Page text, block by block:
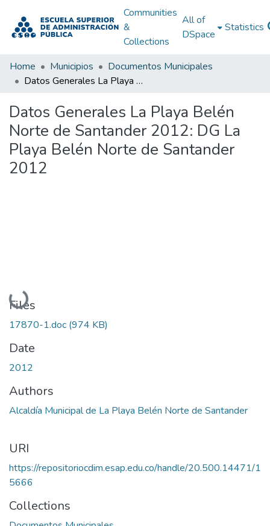
Communities
&
Collections
All of
DSpace
Statistics
Home Municipios
Documentos Municipales
Datos Generales La Playa Belén Norte de Santander 2012: DG La Playa Belén Norte de Santander 2012
Datos Generales La Playa Belén
Norte de Santander 2012: DG La
Playa Belén Norte de Santander
2012
Loading...
Files
17870-1.doc (974 KB)
Date
2012
Authors
Alcaldía Municipal de La Playa Belén Norte de Santander
URI
https://repositoriocdim.esap.edu.co/handle/20.500.14471/1
5666
Collections